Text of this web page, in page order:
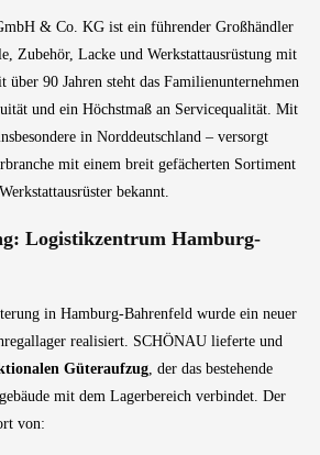
& Co. KG ist ein führender Großhändler
Zubehör, Lacke und Werkstattausrüstung mit
90 Jahren steht das Familienunternehmen
und ein Höchstmaß an Servicequalität. Mit
in Norddeutschland – versorgt
mit einem breit gefächerten Sortiment
bekannt.
Logistikzentrum Hamburg-
in Hamburg-Bahrenfeld wurde ein neuer
realisiert. SCHÖNAU lieferte und
Güteraufzug , der das bestehende
mit dem Lagerbereich verbindet. Der
von: